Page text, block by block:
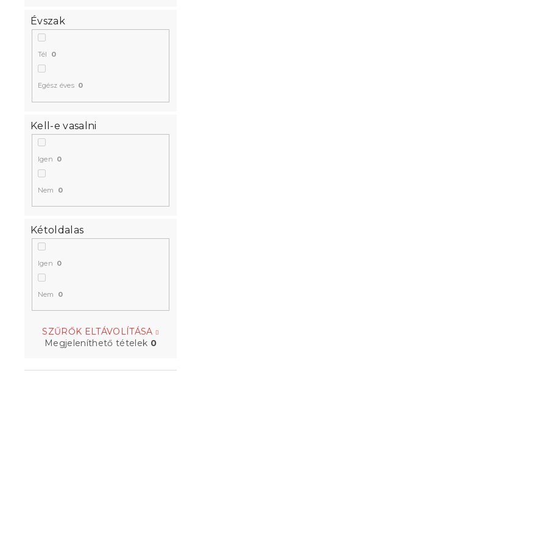
Évszak
Tél 0
Egész éves 0
Kell-e vasalni
Igen 0
Nem 0
Kétoldalas
Igen 0
Nem 0
SZŰRŐK ELTÁVOLÍTÁSA
Megjeleníthető tételek 0